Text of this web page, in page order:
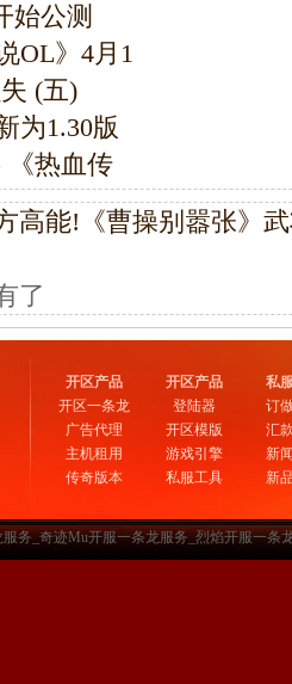
始公测
OL》4月1
(五)
为1.30版
《热血传
高能!《曹操别嚣张》
了
开区产品
开区一条龙
广告代理
主机租用
传奇版本
开区产品
登陆器
开区模版
游戏引擎
私服工具
私
订
汇
新
新
务_奇迹Mu开服一条龙服务_烈焰开服一条